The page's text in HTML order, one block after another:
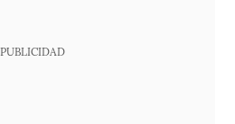
PUBLICIDAD